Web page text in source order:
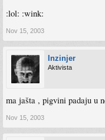
:lol: :wink:
Nov 15, 2003
Inzinjer
Aktivista
ma jašta , pigvini padaju u
Nov 15, 2003